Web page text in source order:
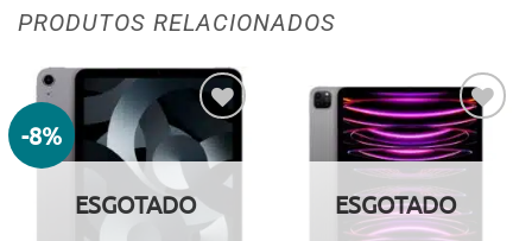
PRODUTOS RELACIONADOS
-8%
Adicionar
aos meus
desejos
ESGOTADO
Adicionar
aos meus
ESGOTADO